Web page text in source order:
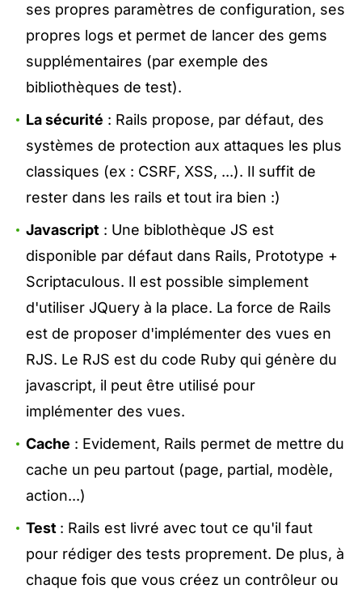
ses propres paramètres de configuration, ses
propres logs et permet de lancer des gems
supplémentaires (par exemple des
bibliothèques de test).
La sécurité : Rails propose, par défaut, des
systèmes de protection aux attaques les plus
classiques (ex : CSRF, XSS, ...). Il suffit de
rester dans les rails et tout ira bien :)
Javascript : Une biblothèque JS est
disponible par défaut dans Rails, Prototype +
Scriptaculous. Il est possible simplement
d'utiliser JQuery à la place. La force de Rails
est de proposer d'implémenter des vues en
RJS. Le RJS est du code Ruby qui génère du
javascript, il peut être utilisé pour
implémenter des vues.
Cache : Evidement, Rails permet de mettre du
cache un peu partout (page, partial, modèle,
action...)
Test : Rails est livré avec tout ce qu'il faut
pour rédiger des tests proprement. De plus, à
chaque fois que vous créez un contrôleur ou